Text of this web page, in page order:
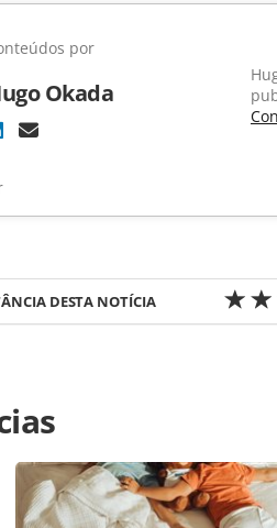
por
Okada
DESTA NOTÍCIA
noticia-turismo/
de-
produzido pela PANROTAS
autoral. Não reproduza o